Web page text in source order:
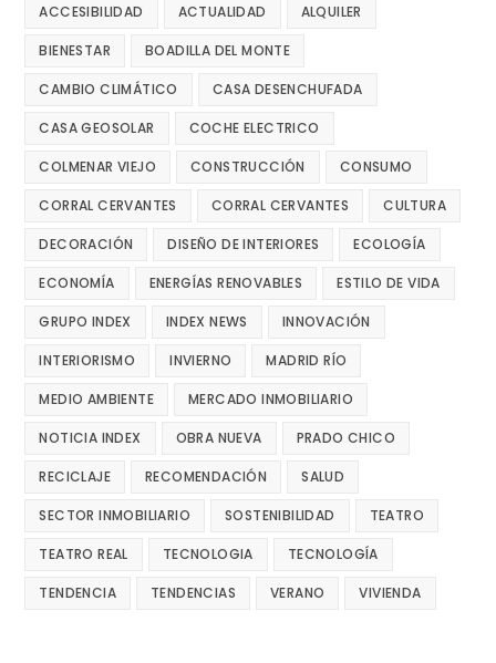
ACCESIBILIDAD ACTUALIDAD ALQUILER
BIENESTAR BOADILLA DEL MONTE
CAMBIO CLIMÁTICO CASA DESENCHUFADA
CASA GEOSOLAR COCHE ELECTRICO
COLMENAR VIEJO CONSTRUCCIÓN CONSUMO
CORRAL CERVANTES CORRAL CERVANTES CULTURA
DECORACIÓN DISEÑO DE INTERIORES ECOLOGÍA
ECONOMÍA ENERGÍAS RENOVABLES ESTILO DE VIDA
GRUPO INDEX INDEX NEWS INNOVACIÓN
INTERIORISMO INVIERNO MADRID RÍO
MEDIO AMBIENTE MERCADO INMOBILIARIO
NOTICIA INDEX OBRA NUEVA PRADO CHICO
RECICLAJE RECOMENDACIÓN SALUD
SECTOR INMOBILIARIO SOSTENIBILIDAD TEATRO
TEATRO REAL TECNOLOGIA TECNOLOGÍA
TENDENCIA TENDENCIAS VERANO VIVIENDA